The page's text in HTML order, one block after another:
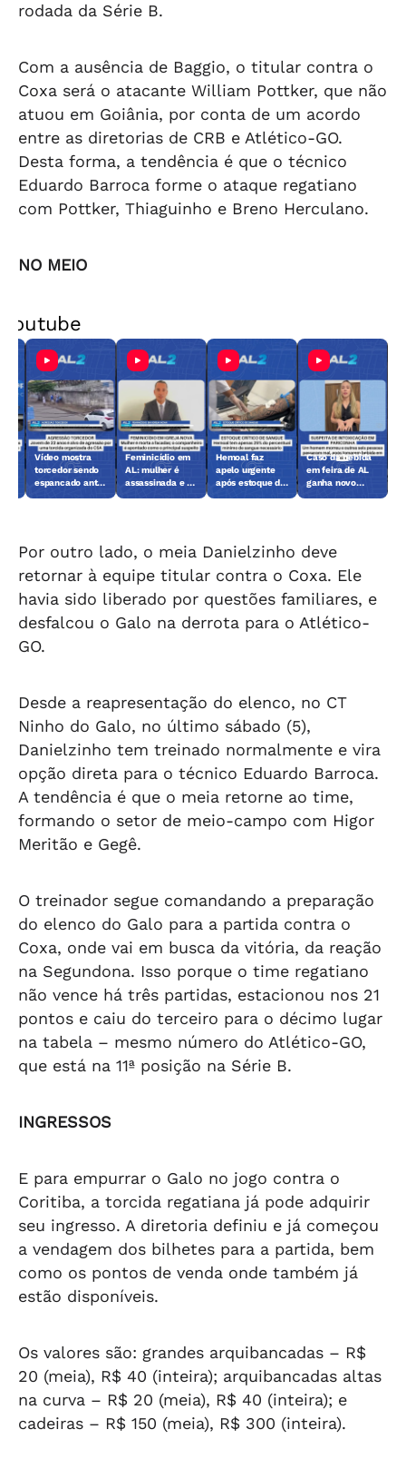
rodada da Série B.
Com a ausência de Baggio, o titular contra o
Coxa será o atacante William Pottker, que não
atuou em Goiânia, por conta de um acordo
entre as diretorias de CRB e Atlético-GO.
Desta forma, a tendência é que o técnico
Eduardo Barroca forme o ataque regatiano
com Pottker, Thiaguinho e Breno Herculano.
NO MEIO
Vídeo mostra
torcedor sendo
espancado antes
Feminicídio em
AL: mulher é
assassinada e ex
Hemoal faz
apelo urgente
após estoque de
Caso da bebida
em feira de AL
ganha novo
Por outro lado, o meia Danielzinho deve
retornar à equipe titular contra o Coxa. Ele
havia sido liberado por questões familiares, e
desfalcou o Galo na derrota para o Atlético-
GO.
Desde a reapresentação do elenco, no CT
Ninho do Galo, no último sábado (5),
Danielzinho tem treinado normalmente e vira
opção direta para o técnico Eduardo Barroca.
A tendência é que o meia retorne ao time,
formando o setor de meio-campo com Higor
Meritão e Gegê.
O treinador segue comandando a preparação
do elenco do Galo para a partida contra o
Coxa, onde vai em busca da vitória, da reação
na Segundona. Isso porque o time regatiano
não vence há três partidas, estacionou nos 21
pontos e caiu do terceiro para o décimo lugar
na tabela – mesmo número do Atlético-GO,
que está na 11ª posição na Série B.
INGRESSOS
E para empurrar o Galo no jogo contra o
Coritiba, a torcida regatiana já pode adquirir
seu ingresso. A diretoria definiu e já começou
a vendagem dos bilhetes para a partida, bem
como os pontos de venda onde também já
estão disponíveis.
Os valores são: grandes arquibancadas – R$
20 (meia), R$ 40 (inteira); arquibancadas altas
na curva – R$ 20 (meia), R$ 40 (inteira); e
cadeiras – R$ 150 (meia), R$ 300 (inteira).